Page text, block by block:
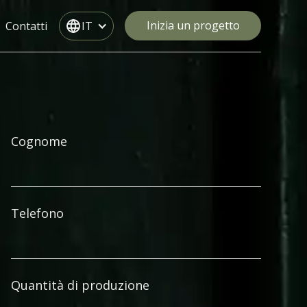
Contatti IT Inizia un progetto
Cognome
Telefono
Quantità di produzione